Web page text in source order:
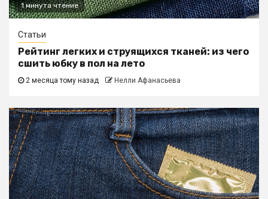
1 минута чтение
Статьи
Рейтинг легких и струящихся тканей: из чего
сшить юбку в пол на лето
2 месяца тому назад Нелли Афанасьева